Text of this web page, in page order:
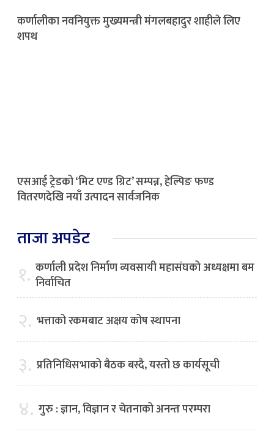
कर्णालीका नवनियुक्त मुख्यमन्त्री मंगलबहादुर शाहीले लिए
शपथ
एसआई ट्रेडको ‘मिट एण्ड ग्रिट’ सम्पन्न, हेल्पिङ फण्ड
वितरणदेखि नयाँ उत्पादन सार्वजनिक
ताजा अपडेट
१. कर्णाली प्रदेश निर्माण व्यवसायी महासंघको अध्यक्षमा बम
निर्वाचित
२. भत्ताको रकमबाट अक्षय कोष स्थापना
३. प्रतिनिधिसभाको बैठक बस्दै, यस्तो छ कार्यसूची
४. गुरु : ज्ञान, विज्ञान र चेतनाको अनन्त परम्परा